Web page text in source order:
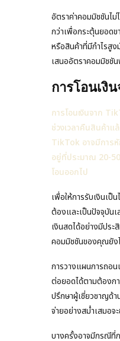
อัตราค่าคอมมิชชันไ
กว่าเพื่อกระตุ้นยอด
หรือสินค้าที่มีกำไรสู
เสนออัตราคอมมิชชั
การโอนเงิ
การโอนเงินจาก
ช่วงเวลาคืนสินค้า
TikTok อาจมีการ
อยู่ที่ประมาณ 20-
โอนออกไป
เพื่อให้การรับเงินเ
ต้องและเป็นปัจจุบันเ
เงินสดได้อย่างมีปร
คอมมิชชันของคุณยัง
การวางแผนการถอน
ต่อยอดได้ตามต้องก
ปรึกษาผู้เชี่ยวชาญด้
จ่ายอย่างสม่ำเสมอจ
บางครั้งอาจมีกรณีที่ก